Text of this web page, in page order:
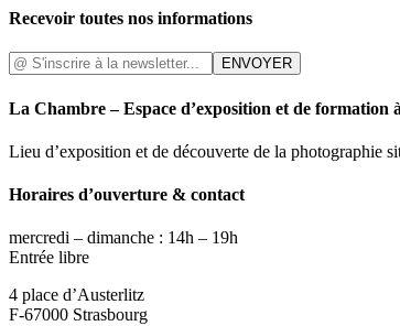
Recevoir toutes nos informations
La Chambre – Espace d’exposition et de formation
Lieu d’exposition et de découverte de la photographie
Horaires d’ouverture & contact
mercredi – dimanche : 14h – 19h
Entrée libre
4 place d’Austerlitz
F-67000 Strasbourg